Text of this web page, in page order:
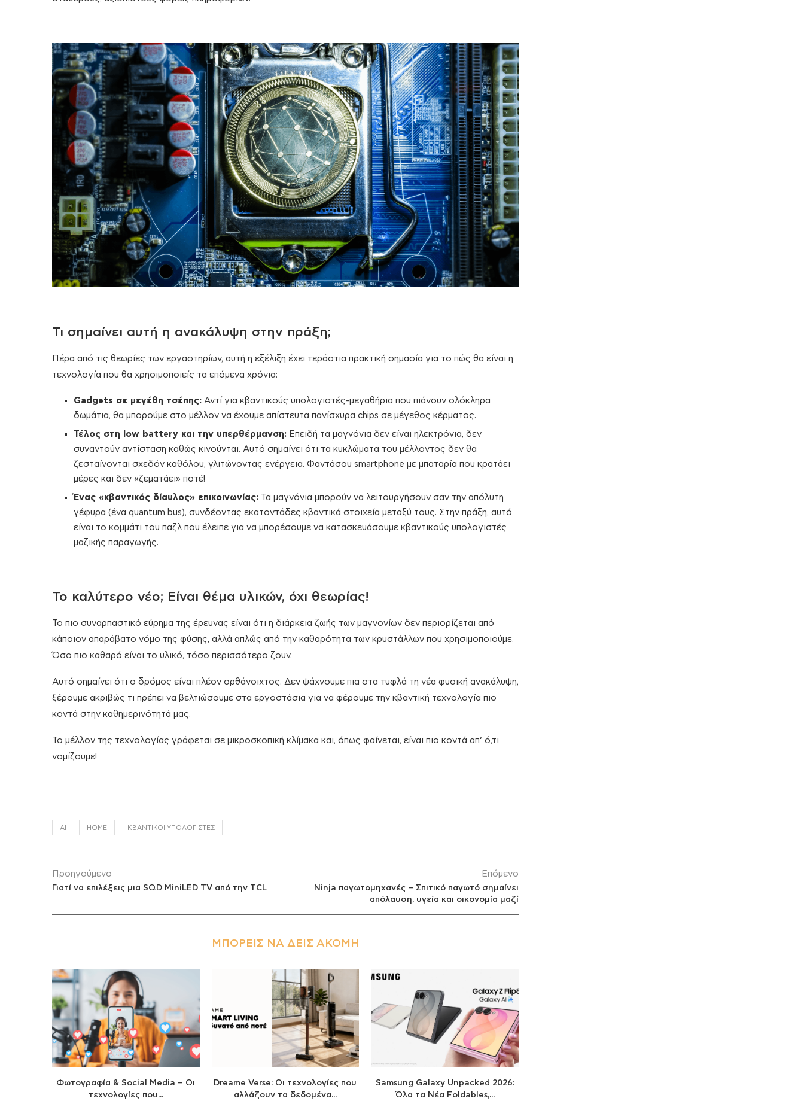
Τι σημαίνει αυτή η ανακάλυψη στην πράξη;
Πέρα από τις θεωρίες των εργαστηρίων, αυτή η εξέλιξη έχει τεράστια πρακτική σημασία για το πώς θα είναι η
τεχνολογία που θα χρησιμοποιείς τα επόμενα χρόνια:
Gadgets σε μεγέθη τσέπης: Αντί για κβαντικούς υπολογιστές-μεγαθήρια που πιάνουν ολόκληρα
δωμάτια, θα μπορούμε στο μέλλον να έχουμε απίστευτα πανίσχυρα chips σε μέγεθος κέρματος.
Τέλος στη low battery και την υπερθέρμανση: Επειδή τα μαγνόνια δεν είναι ηλεκτρόνια, δεν
συναντούν αντίσταση καθώς κινούνται. Αυτό σημαίνει ότι τα κυκλώματα του μέλλοντος δεν θα
ζεσταίνονται σχεδόν καθόλου, γλιτώνοντας ενέργεια. Φαντάσου smartphone με μπαταρία που κρατάει
μέρες και δεν «ζεματάει» ποτέ!
Ένας «κβαντικός δίαυλος» επικοινωνίας: Τα μαγνόνια μπορούν να λειτουργήσουν σαν την απόλυτη
γέφυρα (ένα quantum bus), συνδέοντας εκατοντάδες κβαντικά στοιχεία μεταξύ τους. Στην πράξη, αυτό
είναι το κομμάτι του παζλ που έλειπε για να μπορέσουμε να κατασκευάσουμε κβαντικούς υπολογιστές
μαζικής παραγωγής.
Το καλύτερο νέο; Είναι θέμα υλικών, όχι θεωρίας!
Το πιο συναρπαστικό εύρημα της έρευνας είναι ότι η διάρκεια ζωής των μαγνονίων δεν περιορίζεται από
κάποιον απαράβατο νόμο της φύσης, αλλά απλώς από την καθαρότητα των κρυστάλλων που χρησιμοποιούμε.
Όσο πιο καθαρό είναι το υλικό, τόσο περισσότερο ζουν.
Αυτό σημαίνει ότι ο δρόμος είναι πλέον ορθάνοιχτος. Δεν ψάχνουμε πια στα τυφλά τη νέα φυσική ανακάλυψη,
ξέρουμε ακριβώς τι πρέπει να βελτιώσουμε στα εργοστάσια για να φέρουμε την κβαντική τεχνολογία πιο
κοντά στην καθημερινότητά μας.
Το μέλλον της τεχνολογίας γράφεται σε μικροσκοπική κλίμακα και, όπως φαίνεται, είναι πιο κοντά απ’ ό,τι
νομίζουμε!
AI HOME ΚΒΑΝΤΙΚΟΊ ΥΠΟΛΟΓΙΣΤΈΣ
Προηγούμενο
Γιατί να επιλέξεις μια SQD MiniLED TV από την TCL
Επόμενο
Ninja παγωτομηχανές – Σπιτικό παγωτό σημαίνει
απόλαυση, υγεία και οικονομία μαζί
ΜΠΟΡΕΊΣ ΝΑ ΔΕΙΣ ΑΚΌΜΗ
Φωτογραφία & Social Media – Οι
τεχνολογίες που...
Dreame Verse: Οι τεχνολογίες που
αλλάζουν τα δεδομένα...
Samsung Galaxy Unpacked 2026:
Όλα τα Νέα Foldables,...